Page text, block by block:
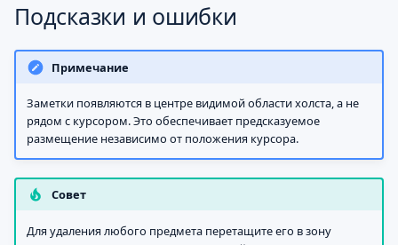
Подсказки и ошибки
Примечание
Заметки появляются в центре видимой области холста, а не
рядом с курсором. Это обеспечивает предсказуемое
размещение независимо от положения курсора.
Совет
Для удаления любого предмета перетащите его в зону